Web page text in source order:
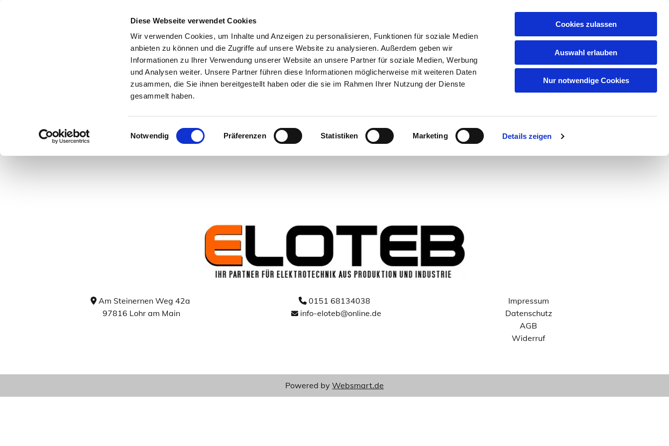
Diese Webseite verwendet Cookies
Wir verwenden Cookies, um Inhalte und Anzeigen zu personalisieren, Funktionen für soziale Medien
anbieten zu können und die Zugriffe auf unsere Website zu analysieren. Außerdem geben wir
Informationen zu Ihrer Verwendung unserer Website an unsere Partner für soziale Medien, Werbung
und Analysen weiter. Unsere Partner führen diese Informationen möglicherweise mit weiteren Daten
zusammen, die Sie ihnen bereitgestellt haben oder die sie im Rahmen Ihrer Nutzung der Dienste
gesammelt haben.
Einwilligungsauswahl
Notwendig Präferenzen Statistiken Marketing Details zeigen
Cookies zulassen
Auswahl erlauben
Nur notwendige Cookies
Shop
Artikelsuche
Warenkorb
Über uns Leistungen Reparaturservice Produktkatalog Referenzen Ankauf Qualität Partner/Marken Kontakt
Hier geht es zu unserenAGB, zum Widerrufsrecht, zum Impressum und zu unserem Datenschutz.
Am Steinernen Weg 42a
97816 Lohr am Main
 0151 68134038
 info-eloteb@online.de
Impressum
Datenschutz
AGB
Widerruf
Powered by Websmart.de